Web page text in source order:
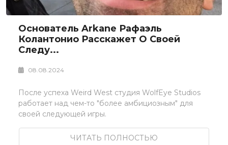
Основатель Arkane Рафаэль
Колантонио Расскажет О Своей
Следу...
08.08.2024
После успеха Weird West студия WolfEye Studios
работает над чем-то "более амбициозным" для
своей следующей игры.
ЧИТАТЬ ПОЛНОСТЬЮ